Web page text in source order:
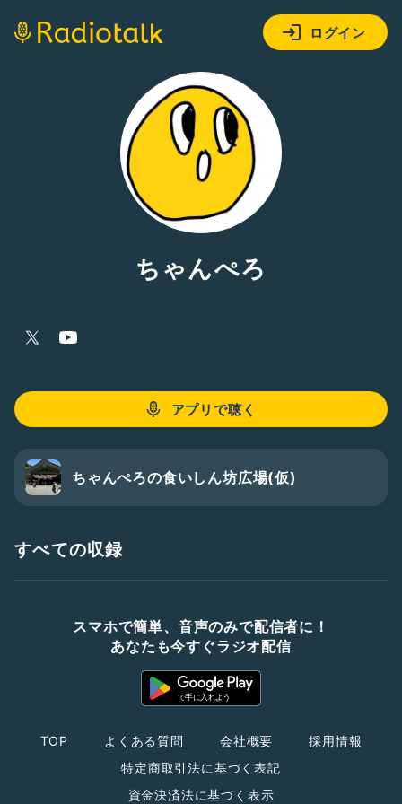
ログイン
ちゃんぺろ
アプリで聴く
ちゃんぺろの食いしん坊広場(仮)
すべての収録
スマホで簡単、音声のみで配信者に！
あなたも今すぐラジオ配信
TOP よくある質問 会社概要
採用情報
特定商取引法に基づく表記
資金決済法に基づく表示